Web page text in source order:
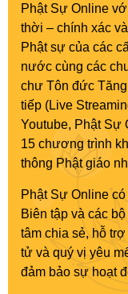
Phật Sự Online
thời – chính xác
Phật sự của các
nước cùng các
chư Tôn đức
tiếp (Live
Youtube, Phật Sự
15 chương trình
thông Phật giáo
Phật Sự Online
Biên tập và các
tâm chia sẻ, hỗ
tử và quý vị yêu
đảm bảo sự hoạt